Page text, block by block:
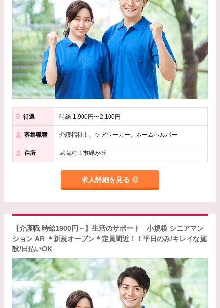
待遇 時給 1,900円〜2,100円
募集職種 介護福祉士、ケアワーカー、ホームヘルパー
住所 武蔵村山市緑が丘
求人詳細を見る
【介護職 時給1900円～】生活のサポート 小規模 シニアマン
ション AR ＊新規オープン＊定員間近！！平日のみ/キレイな施
設/日払いOK